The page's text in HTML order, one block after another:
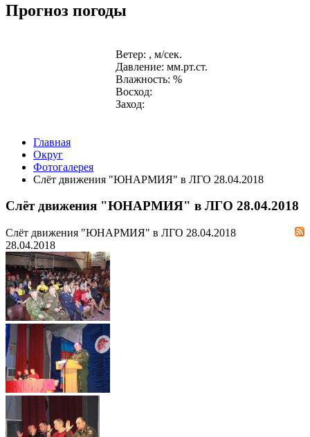
Прогноз погоды
Ветер: , м/сек.
Давление: мм.рт.ст.
Влажность: %
Восход:
Заход:
Главная
Округ
Фотогалерея
Слёт движения "ЮНАРМИЯ" в ЛГО 28.04.2018
Слёт движения "ЮНАРМИЯ" в ЛГО 28.04.2018
Слёт движения "ЮНАРМИЯ" в ЛГО 28.04.2018
28.04.2018